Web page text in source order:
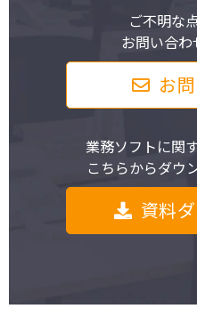
ご不明な
お問い合わ
お
業務ソフトに関
こちらからダウ
資料